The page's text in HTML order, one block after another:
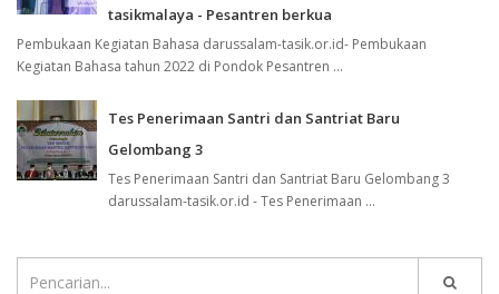
tasikmalaya - Pesantren berkua
Pembukaan Kegiatan Bahasa darussalam-tasik.or.id- Pembukaan
Kegiatan Bahasa tahun 2022 di Pondok Pesantren ...
Tes Penerimaan Santri dan Santriat Baru
Gelombang 3
Tes Penerimaan Santri dan Santriat Baru Gelombang 3
darussalam-tasik.or.id - Tes Penerimaan ...